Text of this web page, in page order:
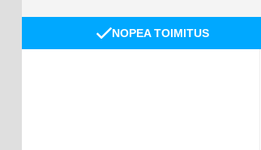
NOPEA TOIMITUS